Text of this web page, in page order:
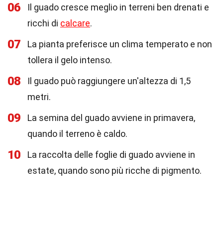
06
Il guado cresce meglio in terreni ben drenati e
ricchi di calcare.
07
La pianta preferisce un clima temperato e non
tollera il gelo intenso.
08
Il guado può raggiungere un'altezza di 1,5
metri.
09
La semina del guado avviene in primavera,
quando il terreno è caldo.
10
La raccolta delle foglie di guado avviene in
estate, quando sono più ricche di pigmento.